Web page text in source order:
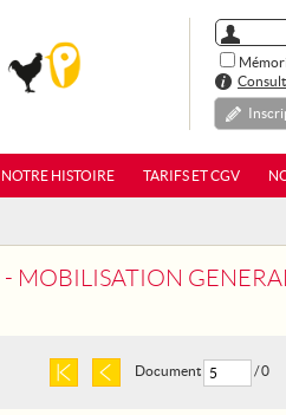
NOTRE HISTOIRE TARIFS ET CGV
MOBILISATION
Document / 0